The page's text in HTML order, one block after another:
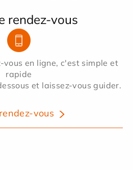
rendez-vous
vous en ligne, c'est simple et
rapide
et laissez-vous guider.
vous